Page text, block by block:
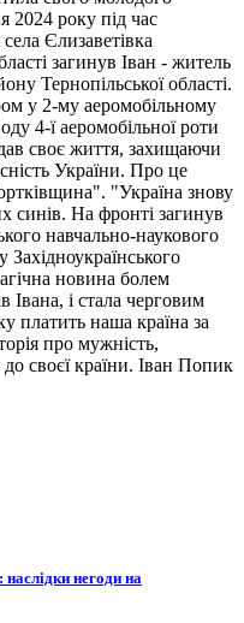
2024 року під час
Єлизаветівка
загинув Іван - житель
Тернопільської області.
у 2-му аеромобільному
4-ї аеромобільної роти
своє життя, захищаючи
України. Про це
"Україна знову
синів. На фронті загинув
навчально-наукового
Західноукраїнського
новина болем
Івана, і стала черговим
платить наша країна за
про мужність,
своєї країни. Іван Попик
наслідки негоди на